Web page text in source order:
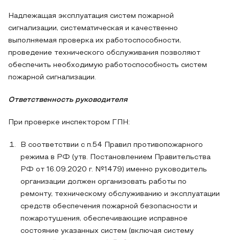
Надлежащая эксплуатация систем пожарной
сигнализации, систематическая и качественно
выполняемая проверка их работоспособности,
проведение технического обслуживания позволяют
обеспечить необходимую работоспособность систем
пожарной сигнализации.
Ответственность руководителя
При проверке инспектором ГПН:
В соответствии с п.54 Правил противопожарного
режима в РФ (утв. Постановлением Правительства
РФ от 16.09.2020 г. №1479) именно руководитель
организации должен организовать работы по
ремонту, техническому обслуживанию и эксплуатации
средств обеспечения пожарной безопасности и
пожаротушения, обеспечивающие исправное
состояние указанных систем (включая систему